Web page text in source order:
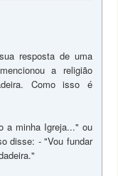
resposta de uma
a religião
Como isso é
a minha Igreja..." ou
disse: - "Vou fundar